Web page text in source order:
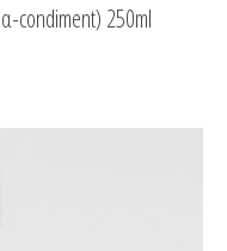
condiment) 250ml